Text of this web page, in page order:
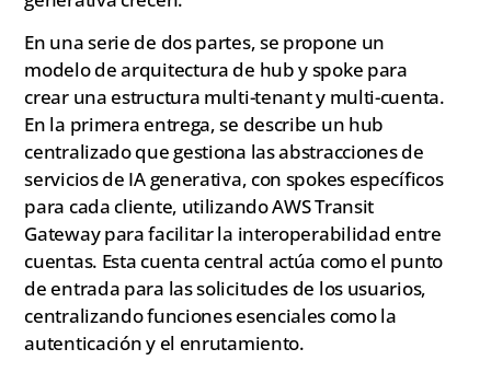
En una serie de dos partes, se propone un
modelo de arquitectura de hub y spoke para
crear una estructura multi-tenant y multi-cuenta.
En la primera entrega, se describe un hub
centralizado que gestiona las abstracciones de
servicios de IA generativa, con spokes específicos
para cada cliente, utilizando AWS Transit
Gateway para facilitar la interoperabilidad entre
cuentas. Esta cuenta central actúa como el punto
de entrada para las solicitudes de los usuarios,
centralizando funciones esenciales como la
autenticación y el enrutamiento.